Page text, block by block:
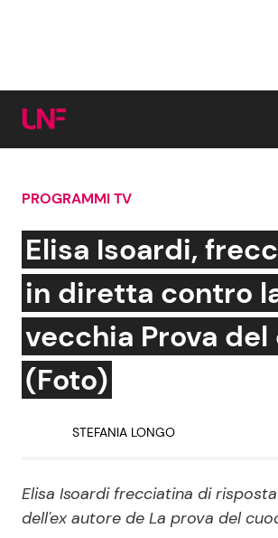
Cerca:
News e Cronaca
Attualità Italiana
Dal Mondo
Politica
Gossip
Bellezze
Reality
PROGRAMMI TV
Elisa Isoardi,
in diretta contro
vecchia Prova del
(Foto)
STEFANIA LONGO
Elisa Isoardi frecciatina di
dell'ex autore de La prova del